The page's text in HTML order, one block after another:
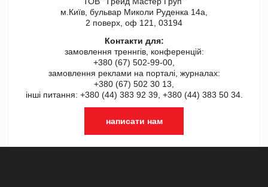
м.Київ, бульвар Миколи Руденка 14а,
2 поверх, оф 121, 03194
Контакти для:
замовлення треннгів, конференцій:
+380 (67) 502-99-00,
замовлення реклами на порталі, журналах:
+380 (67) 502 30 13,
інші питання: +380 (44) 383 92 39, +380 (44) 383 50 34.
написати нам